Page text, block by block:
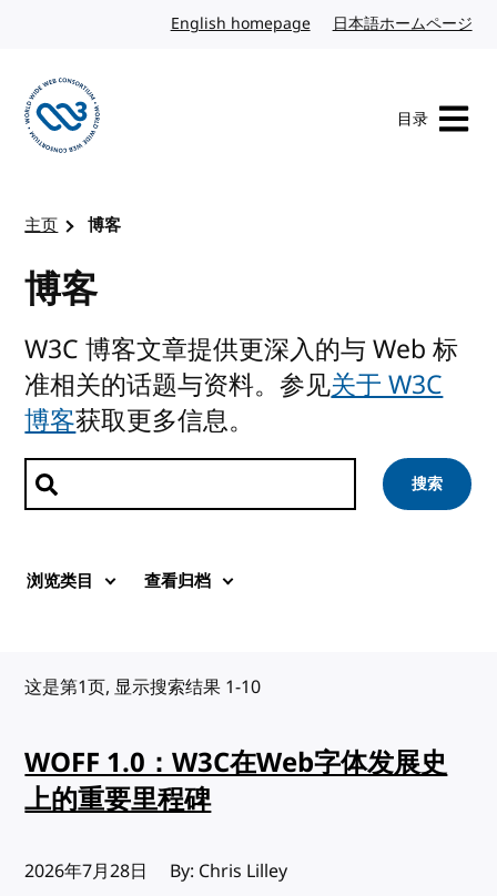
English homepage英文日本語ホームページ
目录
主页 博客
博客
W3C 博客文章提供更深入的与 Web 标
准相关的话题与资料。参见关于 W3C
博客获取更多信息。
搜索文章 搜索
浏览类目 查看归档
这是第1页, 显示搜索结果 1-10
WOFF 1.0：W3C在Web字体发展史
上的重要里程碑
发布:
2026年7月28日 By: Chris Lilley